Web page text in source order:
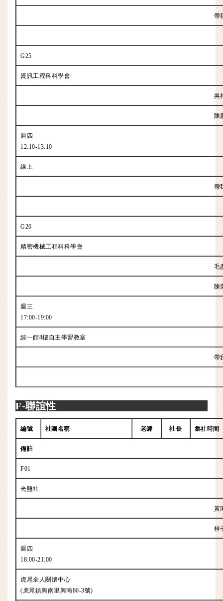
帶
G25
資訊工程科科學會
吳
陳
週四
12:10-13:10
線上
帶
G26
精密機械工程科科學會
毛
陳
週三
17:00-19:00
綜一館8樓自主學習教室
帶
F-聯誼性
編號 社團名稱 老師 社長 集社時間
備註
F01
光鹽社
黃
林
週四
18:00-21:00
虎尾全人關懷中心
(虎尾鎮興南里興南80-3號)